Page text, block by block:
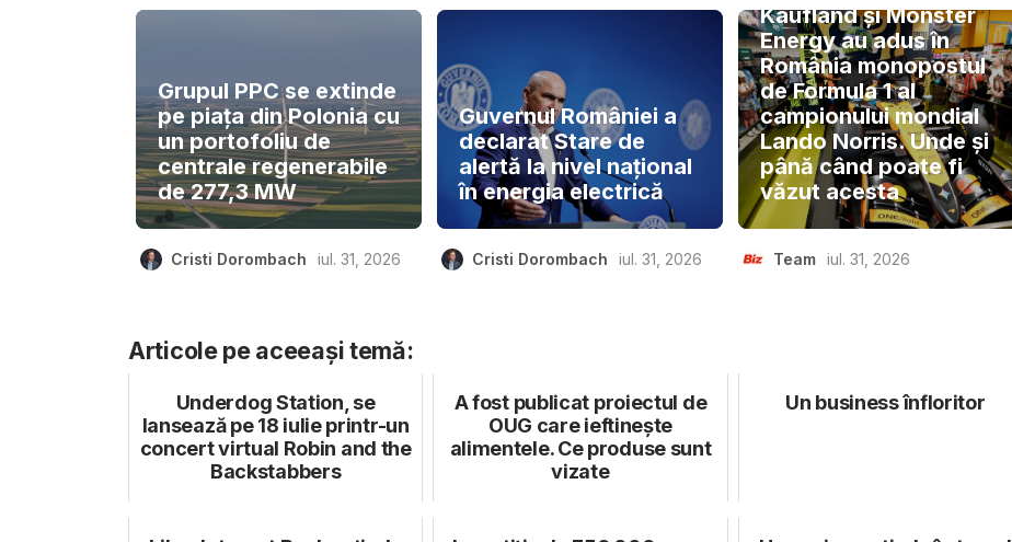
Grupul PPC se extinde
pe piața din Polonia cu
un portofoliu de
centrale regenerabile
de 277,3 MW
Cristi Dorombach iul. 31, 2026
Guvernul României a
declarat Stare de
alertă la nivel național
în energia electrică
Cristi Dorombach iul. 31, 2026
Kaufland și Monster
Energy au adus în
România monopostul
de Formula 1 al
campionului mondial
Lando Norris. Unde și
până când poate fi
văzut acesta
Team iul. 31, 2026
Articole pe aceeași temă:
Underdog Station, se
lansează pe 18 iulie printr-un
concert virtual Robin and the
Backstabbers
A fost publicat proiectul de
OUG care ieftinește
alimentele. Ce produse sunt
vizate
Un business înfloritor